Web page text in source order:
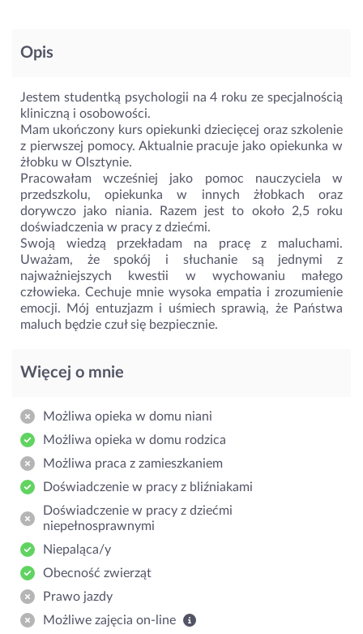
Opis
Jestem studentką psychologii na 4 roku ze specjalnością
kliniczną i osobowości.
Mam ukończony kurs opiekunki dziecięcej oraz szkolenie
z pierwszej pomocy. Aktualnie pracuje jako opiekunka w
żłobku w Olsztynie.
Pracowałam wcześniej jako pomoc nauczyciela w
przedszkolu, opiekunka w innych żłobkach oraz
dorywczo jako niania. Razem jest to około 2,5 roku
doświadczenia w pracy z dziećmi.
Swoją wiedzą przekładam na pracę z maluchami.
Uważam, że spokój i słuchanie są jednymi z
najważniejszych kwestii w wychowaniu małego
człowieka. Cechuje mnie wysoka empatia i zrozumienie
emocji. Mój entuzjazm i uśmiech sprawią, że Państwa
maluch będzie czuł się bezpiecznie.
Więcej o mnie
Możliwa opieka w domu niani
Możliwa opieka w domu rodzica
Możliwa praca z zamieszkaniem
Doświadczenie w pracy z bliźniakami
Doświadczenie w pracy z dziećmi
niepełnosprawnymi
Niepaląca/y
Obecność zwierząt
Prawo jazdy
Możliwe zajęcia on-line